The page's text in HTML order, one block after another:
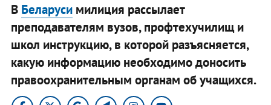
В Беларусимилиция рассылает
преподавателям вузов, профтехучилищ и
школ инструкцию, в которой разъясняется,
какую информацию необходимо доносить
правоохранительным органам об учащихся.